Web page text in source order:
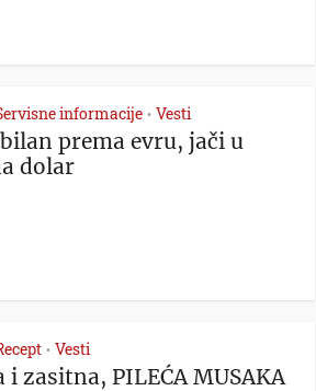
informacije • Vesti
prema evru, jači u
dolar
• Vesti
i zasitna, PILEĆA MUSAKA